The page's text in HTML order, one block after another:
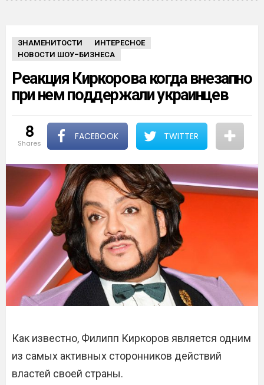
ЗНАМЕНИТОСТИ
ИНТЕРЕСНОЕ
НОВОСТИ ШОУ-БИЗНЕСА
Реакция Киркорова когда внезапно
при нем поддержали украинцев
8
shares
FACEBOOK TWITTER
Как известно, Филипп Киркоров является одним
из самых активных сторонников действий
властей своей страны.